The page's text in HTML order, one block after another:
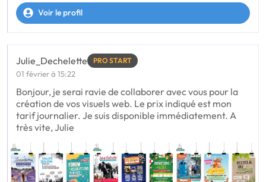
Voir le profil
Julie_Dechelette PRO START
01 février à 15:22
Bonjour, je serai ravie de collaborer avec vous pour la
création de vos visuels web. Le prix indiqué est mon
tarif journalier. Je suis disponible immédiatement. A
très vite, Julie